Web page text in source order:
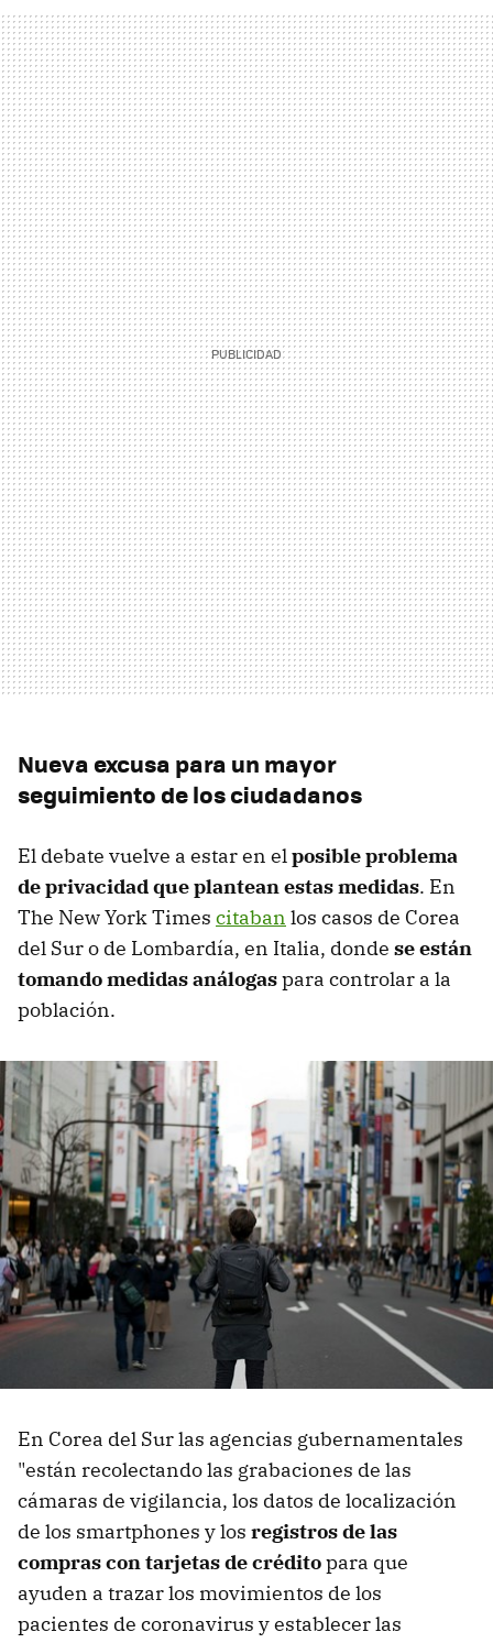
Nueva excusa para un mayor
seguimiento de los ciudadanos
El debate vuelve a estar en elposible problema
de privacidad que plantean estas medidas. En
The New York Times citaban los casos de Corea
del Sur o de Lombardía, en Italia, donde se están
tomando medidas análogaspara controlar a la
población.
En Corea del Sur las agencias gubernamentales
"están recolectando las grabaciones de las
cámaras de vigilancia, los datos de localización
de los smartphones y los registros de las
compras con tarjetas de créditopara que
ayuden a trazar los movimientos de los
pacientes de coronavirus y establecer las